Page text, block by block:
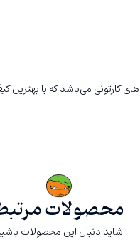
محصولات
شاید دنبال این محصولات